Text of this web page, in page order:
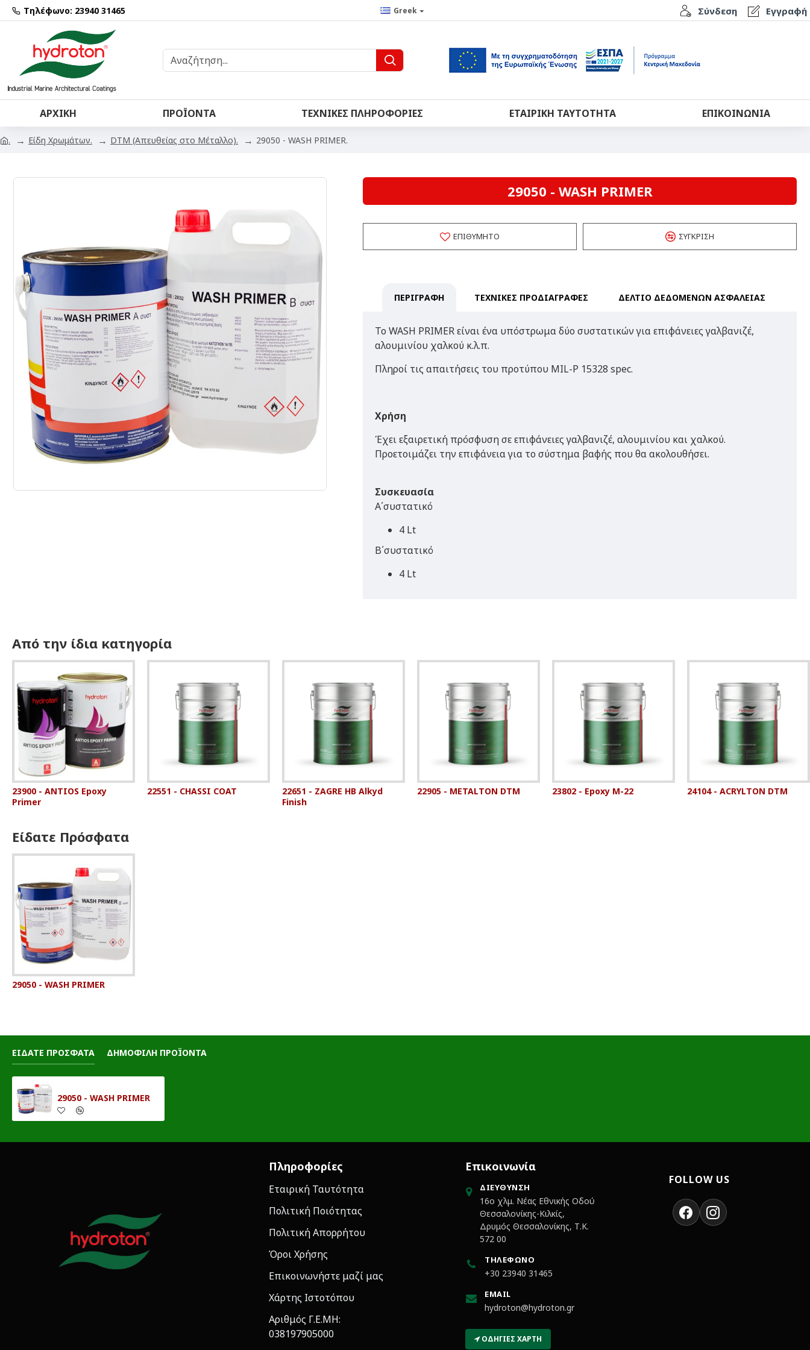
Τηλέφωνο: 23940 31465 Greek Σύνδεση Εγγραφή
ΑΡΧΙΚΉ ΠΡΟΪΌΝΤΑ ΤΕΧΝΙΚΈΣ ΠΛΗΡΟΦΟΡΊΕΣ ΕΤΑΙΡΙΚΉ ΤΑΥΤΌΤΗΤΑ ΕΠΙΚΟΙΝΩΝΊΑ
. Είδη Χρωμάτων. DTM (Απευθείας στο Μέταλλο). 29050 - WASH PRIMER.
29050 - WASH PRIMER
ΕΠΙΘΥΜΗΤΌ ΣΎΓΚΡΙΣΗ
ΠΕΡΙΓΡΑΦΗ ΤΕΧΝΙΚΕΣ ΠΡΟΔΙΑΓΡΑΦΕΣ ΔΕΛΤΙΟ ΔΕΔΟΜΕΝΩΝ ΑΣΦΑΛΕΙΑΣ
Το WASH PRIMER είναι ένα υπόστρωμα δύο συστατικών για επιφάνειες γαλβανιζέ,
αλουμινίου χαλκού κ.λ.π.
Πληροί τις απαιτήσεις του προτύπου MIL-P 15328 spec.
Χρήση
Έχει εξαιρετική πρόσφυση σε επιφάνειες γαλβανιζέ, αλουμινίου και χαλκού.
Προετοιμάζει την επιφάνεια για το σύστημα βαφής που θα ακολουθήσει.
Συσκευασία
Α΄συστατικό
4 Lt
Β΄συστατικό
4 Lt
Από την ίδια κατηγορία
23900 - ANTIOS Epoxy
Primer
22551 - CHASSI COAT
22651 - ZAGRE HB Alkyd
Finish
22905 - METALTON DTM 23802 - Epoxy M-22 24104 - ACRYLTON DTM
Είδατε Πρόσφατα
29050 - WASH PRIMER
ΕΙΔΑΤΕ ΠΡΟΣΦΑΤΑ ΔΗΜΟΦΙΛΗ ΠΡΟΪΟΝΤΑ
29050 - WASH PRIMER
Πληροφορίες
Εταιρική Ταυτότητα
Πολιτική Ποιότητας
Πολιτική Απορρήτου
Όροι Χρήσης
Επικοινωνήστε μαζί μας
Χάρτης Ιστοτόπου
Αριθμός Γ.Ε.ΜΗ:
038197905000
Επικοινωνία
ΔΙΕΎΘΥΝΣΗ
16ο χλμ. Νέας Εθνικής Οδού
Θεσσαλονίκης-Κιλκίς,
Δρυμός Θεσσαλονίκης, Τ.Κ.
572 00
ΤΗΛΈΦΩΝΟ
+30 23940 31465
EMAIL
hydroton@hydroton.gr
ΟΔΗΓΊΕΣ ΧΆΡΤΗ
FOLLOW US